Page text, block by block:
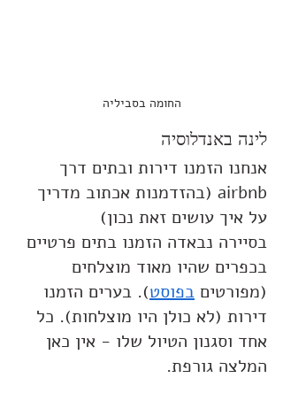
החומה בסביליה
לינה באנדלוסיה
אנחנו הזמנו דירות ובתים דרך
airbnb (בהזדמנות אכתוב מדריך
על איך עושים זאת נכון)
בסיירה נבאדה הזמנו בתים פרטיים
בכפרים שהיו מאוד מוצלחים
(מפורטים בפוסט). בערים הזמנו
דירות (לא כולן היו מוצלחות). כל
אחד וסגנון הטיול שלו - אין כאן
המלצה גורפת.